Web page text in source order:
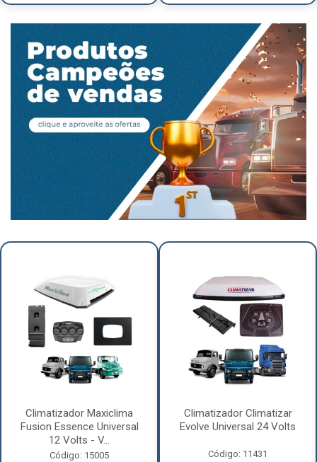
Climatizador Maxiclima
Fusion Essence Universal
12 Volts - V...
Código: 15005
Climatizador Climatizar
Evolve Universal 24 Volts
Código: 11431